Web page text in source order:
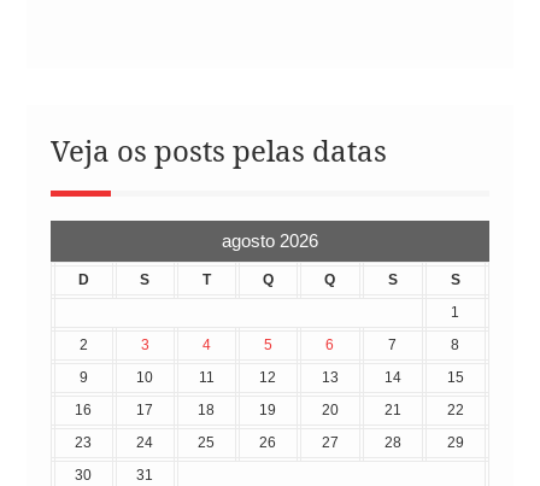
Veja os posts pelas datas
agosto 2026
D S T Q Q S
S
1
2
3 4 5 6 7
8
9
10 11 12 13 14
15
16
17 18 19 20 21
22
23
24 25 26 27 28
29
30
31